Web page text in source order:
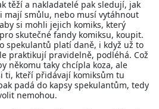
těží a nakladatelé pak sledují, jak
mají smůlu, nebo musí vytáhnout
si mohli jejich komiks, který
skutečné fandy komiksu, koupit.
spekulantů platí daně, i když už to
praktikují pravidelně, podléhá. Což
někomu taky chcípla koza, ale
ti, kteří přidávají komiksům tu
padá do kapsy spekulantům, tedy
nemohou.